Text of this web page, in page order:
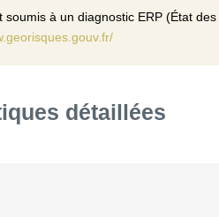
soumis à un diagnostic ERP (État
détaillées